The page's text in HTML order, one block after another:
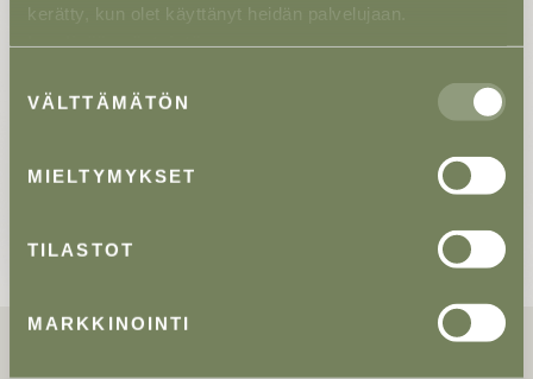
kerätty, kun olet käyttänyt heidän palvelujaan.
valinta
VÄLTTÄMÄTÖN
MIELTYMYKSET
TILASTOT
MARKKINOINTI